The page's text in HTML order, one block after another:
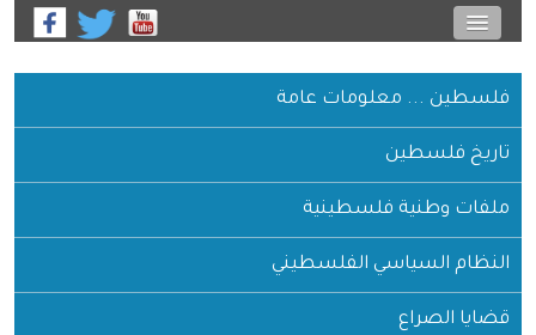
فلسطين ... معلومات عامة
تاريخ فلسطين
ملفات وطنية فلسطينية
النظام السياسي الفلسطيني
قضايا الصراع